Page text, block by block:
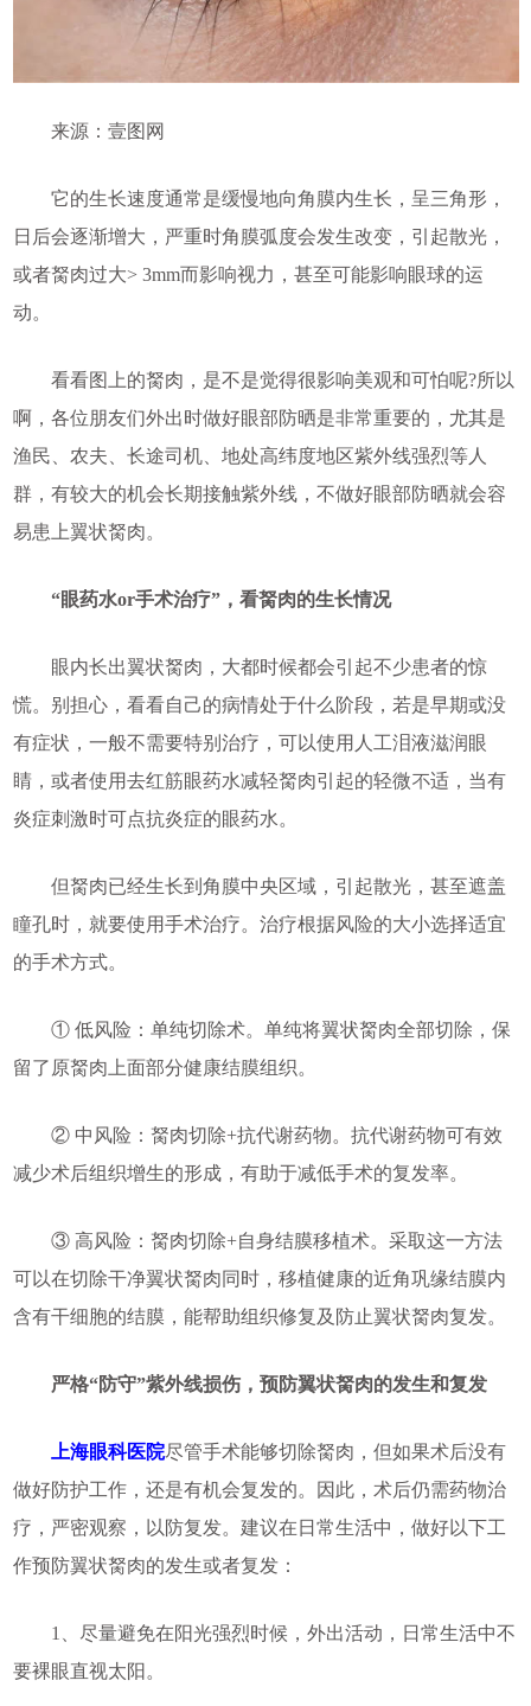
来源：壹图网
它的生长速度通常是缓慢地向角膜内生长，呈三角形，
日后会逐渐增大，严重时角膜弧度会发生改变，引起散光，
或者胬肉过大> 3mm而影响视力，甚至可能影响眼球的运
动。
看看图上的胬肉，是不是觉得很影响美观和可怕呢?所以
啊，各位朋友们外出时做好眼部防晒是非常重要的，尤其是
渔民、农夫、长途司机、地处高纬度地区紫外线强烈等人
群，有较大的机会长期接触紫外线，不做好眼部防晒就会容
易患上翼状胬肉。
“眼药水or手术治疗”，看胬肉的生长情况
眼内长出翼状胬肉，大都时候都会引起不少患者的惊
慌。别担心，看看自己的病情处于什么阶段，若是早期或没
有症状，一般不需要特别治疗，可以使用人工泪液滋润眼
睛，或者使用去红筋眼药水减轻胬肉引起的轻微不适，当有
炎症刺激时可点抗炎症的眼药水。
但胬肉已经生长到角膜中央区域，引起散光，甚至遮盖
瞳孔时，就要使用手术治疗。治疗根据风险的大小选择适宜
的手术方式。
① 低风险：单纯切除术。单纯将翼状胬肉全部切除，保
留了原胬肉上面部分健康结膜组织。
② 中风险：胬肉切除+抗代谢药物。抗代谢药物可有效
减少术后组织增生的形成，有助于减低手术的复发率。
③ 高风险：胬肉切除+自身结膜移植术。采取这一方法
可以在切除干净翼状胬肉同时，移植健康的近角巩缘结膜内
含有干细胞的结膜，能帮助组织修复及防止翼状胬肉复发。
严格“防守”紫外线损伤，预防翼状胬肉的发生和复发
上海眼科医院尽管手术能够切除胬肉，但如果术后没有
做好防护工作，还是有机会复发的。因此，术后仍需药物治
疗，严密观察，以防复发。建议在日常生活中，做好以下工
作预防翼状胬肉的发生或者复发：
1、尽量避免在阳光强烈时候，外出活动，日常生活中不
要裸眼直视太阳。